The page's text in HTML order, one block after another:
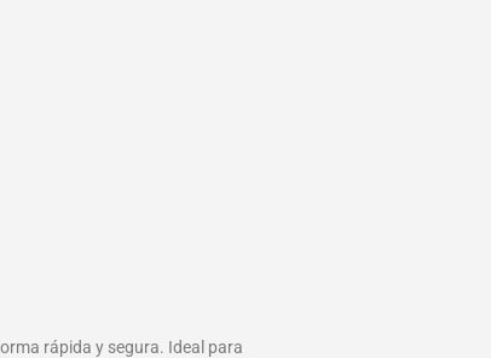
rápida y segura. Ideal para